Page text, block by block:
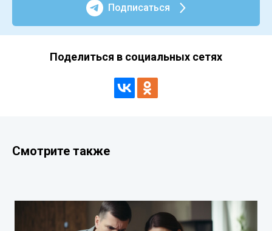
Подписаться
Поделиться в социальных сетях
Смотрите также